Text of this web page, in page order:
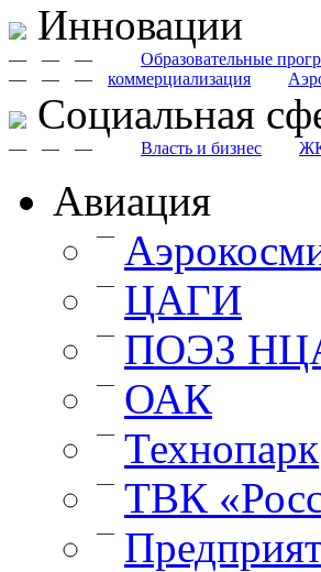
Инновации
— Образовательные
—
—
коммерциализация
— — —
Cоциальная
— Власть и бизнес
— —
Авиация
—
— ЦАГИ
— ПОЭЗ
— ОАК
— Технопарк
— ТВК
—